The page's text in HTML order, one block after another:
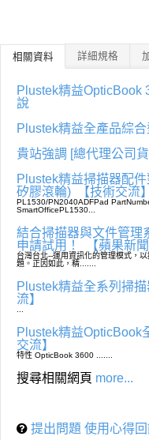
相關資料 詳細規格
Plustek精益OpticBook
說
Plustek精益全產品綜
貴站強調 [總代理公司
Plustek精益掃描器配
矽膠滾輪)
【技術交流】
PL1530/PN2040ADFPad
SmartOfficePL1530...
結合掃描器與文件管理
申請試用！
【蘋果新聞
台灣台北--運用資訊化的管理模式，
題。正因如此，精.......
Plustek精益全系列掃
流】
Plustek精益OpticBook
交流】
特性 OpticBook 3600 .......
搜尋相關網頁 more...
提出問題 使用心得